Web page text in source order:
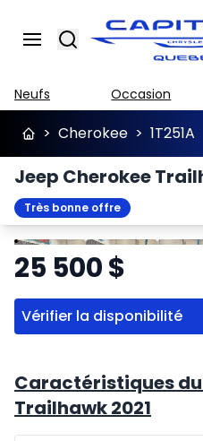
Search
Neufs Occasion
> Cherokee > 1T251A
Jeep Cherokee
Très bonne offre
ArrêterPrécédent
Suivant
25 500$
Vérifier la disponibilité
Caractéristiques
Trailhawk 2021